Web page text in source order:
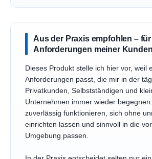
Aus der Praxis empfohlen –
Anforderungen meiner Kunden
Dieses Produkt stelle ich hier vor, weil
Anforderungen passt, die mir in der
Privatkunden, Selbstständigen und
Unternehmen immer wieder begegnen:
zuverlässig funktionieren, sich ohne
einrichten lassen und sinnvoll in die
Umgebung passen.